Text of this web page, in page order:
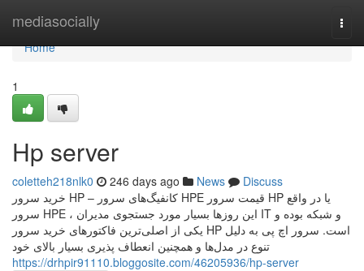
mediasocially
Home
Home
1
Hp server
coletteh218nlk0 246 days ago News
Discuss
خرید سرور HP – کانفیگ‌های سرور HPE قیمت سرور HP یا در واقع
سرور HPE ، این روزها بسیار مورد جستجوی مدیران IT و شبکه بوده و
یکی از اصلی‌ترین فاکتورهای خرید سرور HP است. سرور اچ پی به دلیل
تنوع در مدل‌‌ها و همچنین انعطاف پذیری بسیار بالای خود
https://drhpir91110.bloggosite.com/46205936/hp-server